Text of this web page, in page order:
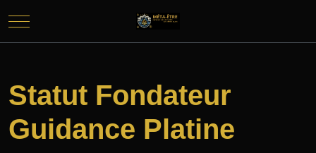
Mobile Menu Toggle
Statut Fondateur
Guidance Platine